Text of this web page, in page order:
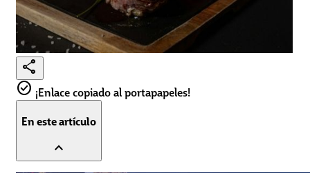
share
check_circle ¡Enlace copiado al portapapeles!
En este artículo
expand_less